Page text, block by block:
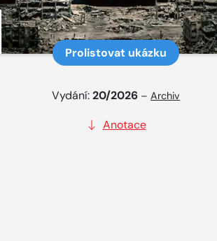
Prolistovat ukázku
Vydání:20/2026 –Archiv
Anotace